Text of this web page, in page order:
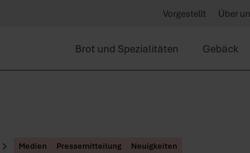
Brot und Spezialitäten Gebäck
Vorgestellt Über
Medien Pressemitteilung Neuigkeiten